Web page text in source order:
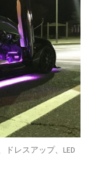
ドレスアップ、LED